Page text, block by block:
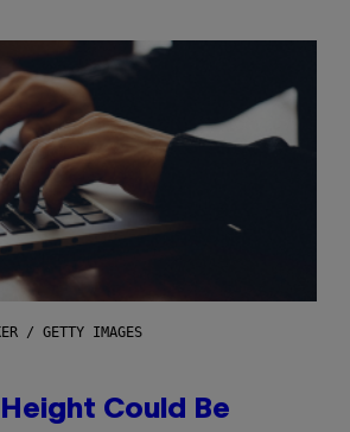
/ GETTY IMAGES
Could Be